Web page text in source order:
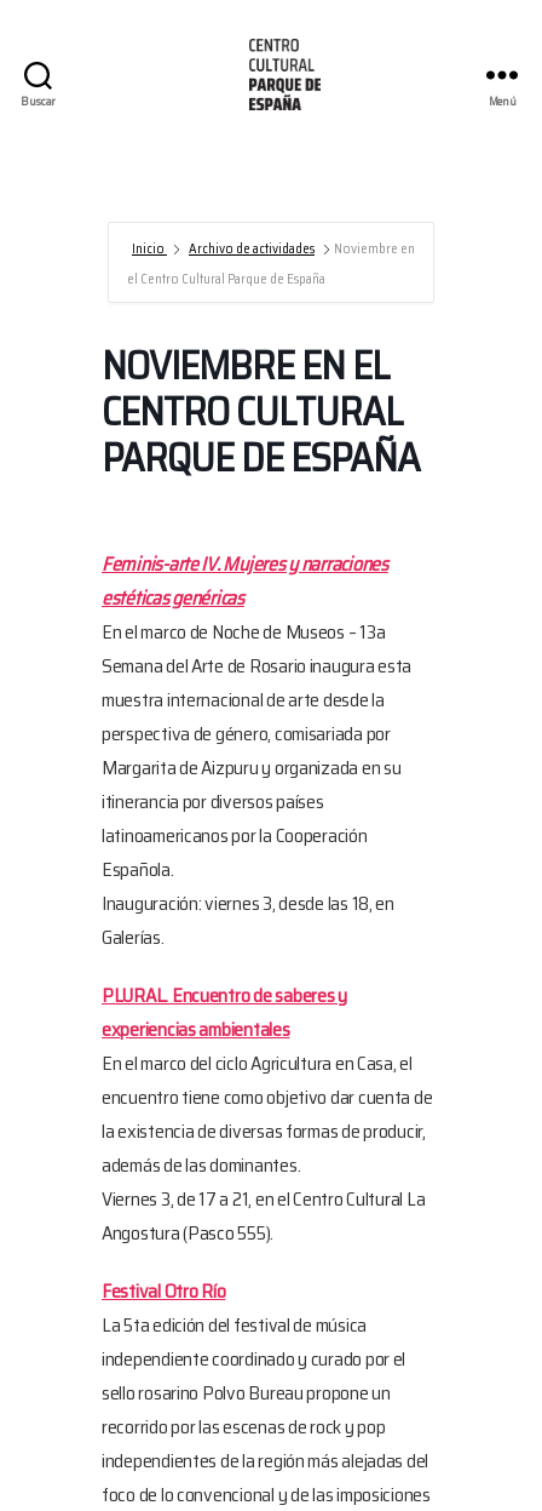
Buscar
España/AECID
Menú
Inicio Archivo de actividades
Noviembre en
el Centro Cultural Parque de España
NOVIEMBRE EN EL
CENTRO CULTURAL
PARQUE DE ESPAÑA
Feminis-arte IV. Mujeres y narraciones
estéticas genéricas
En el marco de Noche de Museos – 13a
Semana del Arte de Rosario inaugura esta
muestra internacional de arte desde la
perspectiva de género, comisariada por
Margarita de Aizpuru y organizada en su
itinerancia por diversos países
latinoamericanos por la Cooperación
Española.
Inauguración: viernes 3, desde las 18, en
Galerías.
PLURAL. Encuentro de saberes y
experiencias ambientales
En el marco del ciclo Agricultura en Casa, el
encuentro tiene como objetivo dar cuenta de
la existencia de diversas formas de producir,
además de las dominantes.
Viernes 3, de 17 a 21, en el Centro Cultural La
Angostura (Pasco 555).
Festival Otro Río
La 5ta edición del festival de música
independiente coordinado y curado por el
sello rosarino Polvo Bureau propone un
recorrido por las escenas de rock y pop
independientes de la región más alejadas del
foco de lo convencional y de las imposiciones